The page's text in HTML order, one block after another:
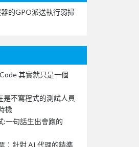
的GPO派送執行弱掃
其實就只是一個
是不寫程式的測試人員
機
:一句話生出會跑的
：針對 AI 代理的精準